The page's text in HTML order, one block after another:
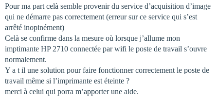
Pour ma part celà semble provenir du service d’acquisition d’image
qui ne démarre pas correctement (erreur sur ce service qui s’est
arrêté inopinément)
Celà se confirme dans la mesure où lorsque j’allume mon
imptimante HP 2710 connectée par wifi le poste de travail s’ouvre
normalement.
Y a t il une solution pour faire fonctionner correctement le poste de
travail même si l’imprimante est éteinte ?
merci à celui qui porra m’apporter une aide.